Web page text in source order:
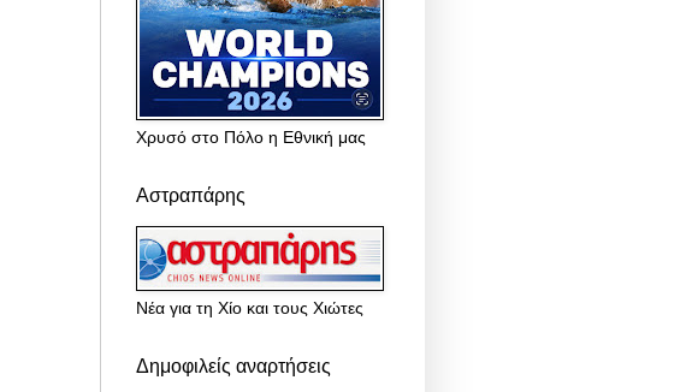
Χρυσό στο Πόλο η Εθνική μας
Αστραπάρης
Νέα για τη Χίο και τους Χιώτες
Δημοφιλείς αναρτήσεις